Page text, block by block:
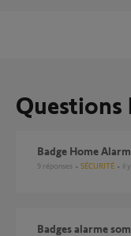
Questions
Badge Home
9 réponses SÉCURITÉ
Badges alarme